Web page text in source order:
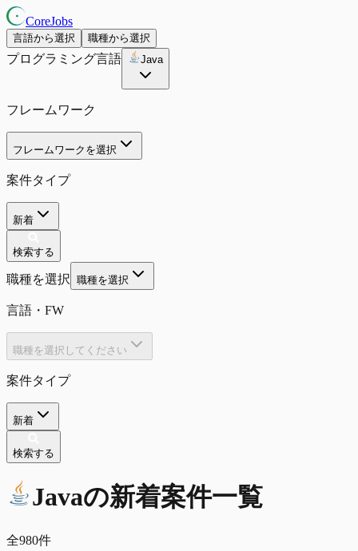
CoreJobs
言語から選択 職種から選択
プログラミング言語 Java
フレームワーク
フレームワークを選択
案件タイプ
新着
検索する
職種を選択 職種を選択
言語・FW
職種を選択してください
案件タイプ
新着
検索する
Javaの新着案件一覧
全980件